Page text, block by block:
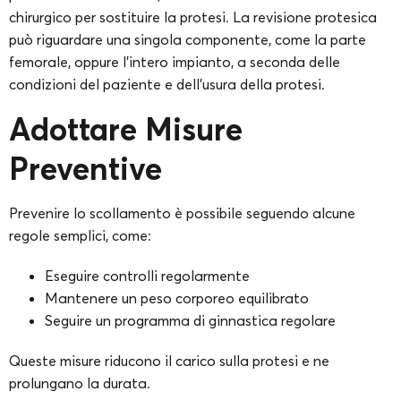
chirurgico per sostituire la protesi. La revisione protesica
può riguardare una singola componente, come la parte
femorale, oppure l’intero impianto, a seconda delle
condizioni del paziente e dell’usura della protesi.
Adottare Misure
Preventive
Prevenire lo scollamento è possibile seguendo alcune
regole semplici, come:
Eseguire controlli regolarmente
Mantenere un peso corporeo equilibrato
Seguire un programma di ginnastica regolare
Queste misure riducono il carico sulla protesi e ne
prolungano la durata.